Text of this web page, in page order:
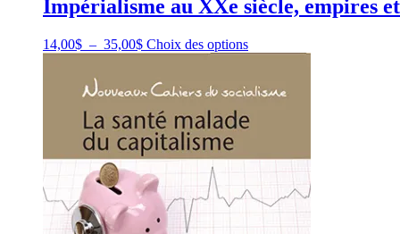
Impérialisme au XXe siècle, empires
14,00$ – 35,00$Plage
14,00$
35,00$
Choix des optionsCe
plusieurs
Les
peuvent
choisies
sur